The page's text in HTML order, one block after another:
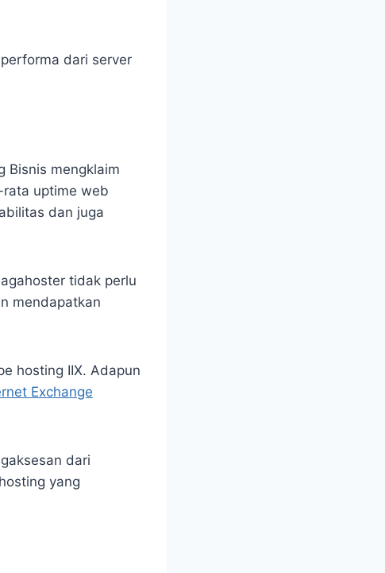
dari server
Bisnis mengklaim
uptime web
dan juga
tidak perlu
mendapatkan
hosting IIX. Adapun
Exchange
dari
yang